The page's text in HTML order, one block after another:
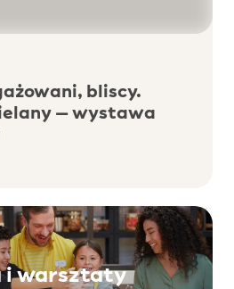
bliscy.
– wystawa
i warsztaty